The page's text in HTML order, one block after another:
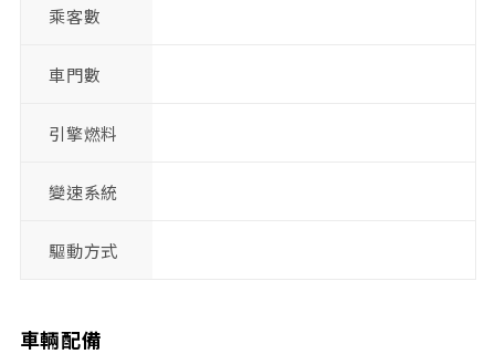
乘客數
車門數
引擎燃料
變速系統
驅動方式
車輛配備